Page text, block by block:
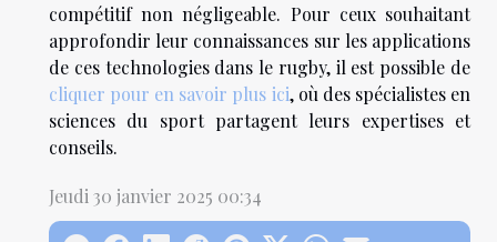
compétitif non négligeable. Pour ceux souhaitant
approfondir leur connaissances sur les applications
de ces technologies dans le rugby, il est possible de
cliquer pour en savoir plus ici, où des spécialistes en
sciences du sport partagent leurs expertises et
conseils.
Jeudi 30 janvier 2025 00:34